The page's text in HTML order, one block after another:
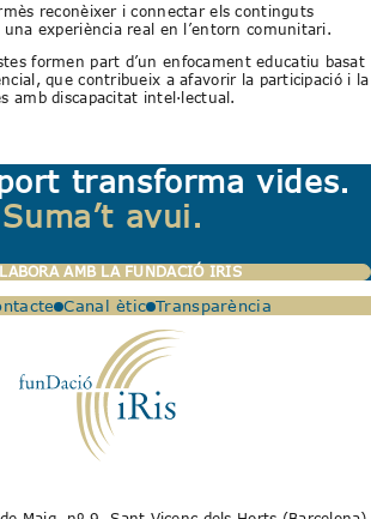
reconèixer i connectar els continguts
una experiència real en l’entorn comunitari.
formen part d’un enfocament educatiu basat
que contribueix a afavorir la participació i la
amb discapacitat intel·lectual.
transforma vides.
Suma’t avui.
AMB LA FUNDACIÓ IRIS
Canal ètic Transparència